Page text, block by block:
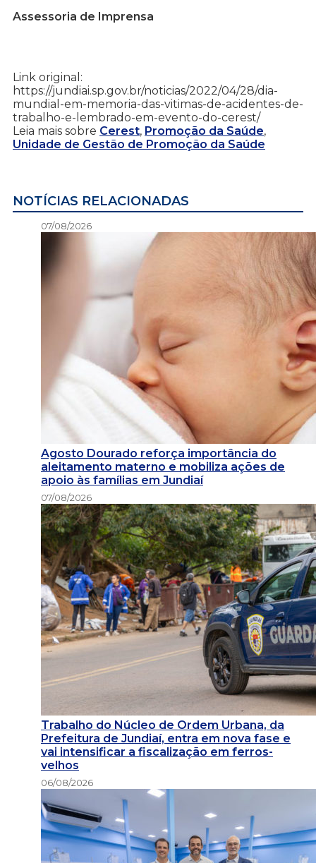
Assessoria de Imprensa
Link original:
https://jundiai.sp.gov.br/noticias/2022/04/28/dia-
mundial-em-memoria-das-vitimas-de-acidentes-de-
trabalho-e-lembrado-em-evento-do-cerest/
Leia mais sobre Cerest, Promoção da Saúde,
Unidade de Gestão de Promoção da Saúde
NOTÍCIAS RELACIONADAS
07/08/2026
Agosto Dourado reforça importância do
aleitamento materno e mobiliza ações de
apoio às famílias em Jundiaí
07/08/2026
Trabalho do Núcleo de Ordem Urbana, da
Prefeitura de Jundiaí, entra em nova fase e
vai intensificar a fiscalização em ferros-
velhos
06/08/2026